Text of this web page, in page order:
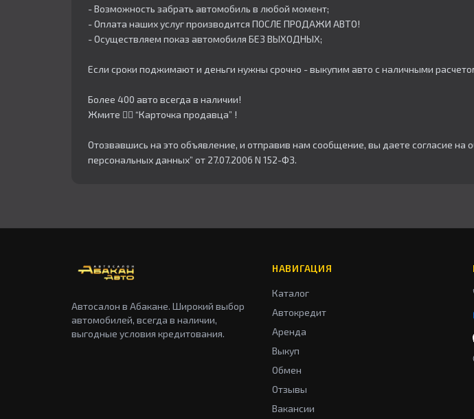
- Возможность забрать автомобиль в любой момент;
- Оплата наших услуг производится ПОСЛЕ ПРОДАЖИ АВТО!
- Осуществляем показ автомобиля БЕЗ ВЫХОДНЫХ;
Если сроки поджимают и деньги нужны срочно - выкупим авто с наличными
Более 400 авто всегда в наличии!
Жмите 👇🏻 “Карточка продавца” !
Отозвавшись на это объявление, и отправив нам сообщение, вы даете согласие
персональных данных” от 27.07.2006 N 152-ФЗ.
Автосалон в Абакане. Широкий выбор
автомобилей, всегда в наличии,
выгодные условия кредитования.
НАВИГАЦИЯ
Каталог
Автокредит
Аренда
Выкуп
Обмен
Отзывы
Вакансии